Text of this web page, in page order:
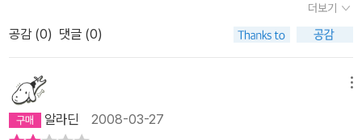
읽는다는 것은 왠지 모르게 어색하다. 읽는다는 행위는 한없이 개인
적인 일이기 때문이다. 전철 안에서 자기가 보는 신문을 누군가 옆에
서 훔쳐보면 싫은 것은 자기 마음 속을 들여다 본 느낌이 들기 때문인
지도 모른다. 마치 그 누군가에게 자기가 읽고 있을 때 느끼는 마음의
동요 따위를 도둑맞은 것처럼 느끼기 때문일까. <p.274>이공간은
무대와 같다.손님이 오기를 기다리면서 작은 정원을 보고 있으면 문
의 이야기로 이지며 소극장에 출몰하는 유령이야기로 자연스레 전개
된다. 결국세 가지 사건의 연관성을 결말에 이르러서 흥미있게 보여
준다.<호텔정원에서 생긴 일>은 밀실과 같은 호텔 정원에서 파티를
하는 중 유명한 한 각본가가 독살되는 사건이 일어나고 주요 용의자
로는 다음 연극의 여주인공 후보였던 세 여배우들이 살인 용의자로
지목되어 형사의 심문을 받게 되면서 시작된다. 형사는 각본가가 무
더보기
공감 (0) 댓글 (0)
알라딘 2008-03-27